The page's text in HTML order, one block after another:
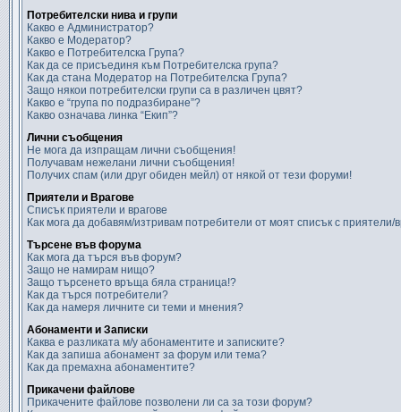
Потребителски нива и групи
Какво е Администратор?
Какво е Модератор?
Какво е Потребителска Група?
Как да се присъединя към Потребителска група?
Как да стана Модератор на Потребителска Група?
Защо някои потребителски групи са в различен цвят?
Какво е “група по подразбиране”?
Какво означава линка “Екип”?
Лични съобщения
Не мога да изпращам лични съобщения!
Получавам нежелани лични съобщения!
Получих спам (или друг обиден мейл) от някой от тези форуми!
Приятели и Врагове
Списък приятели и врагове
Как мога да добавям/изтривам потребители от моят списък с приятели/
Търсене във форума
Как мога да търся във форум?
Защо не намирам нищо?
Защо търсенето връща бяла страница!?
Как да търся потребители?
Как да намеря личните си теми и мнения?
Абонаменти и Записки
Каква е разликата м/у абонаментите и записките?
Как да запиша абонамент за форум или тема?
Как да премахна абонаментите?
Прикачени файлове
Прикачените файлове позволени ли са за този форум?